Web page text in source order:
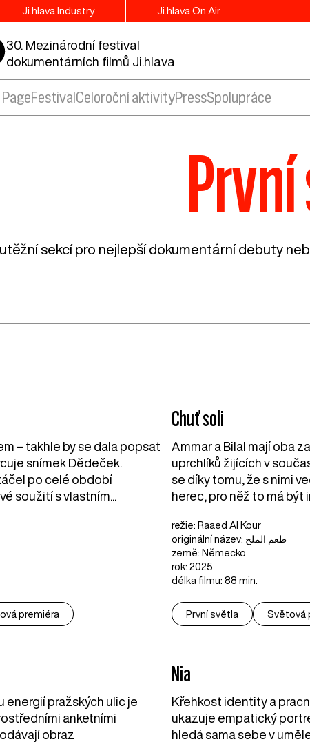
Ji.hlava Industry Ji.hlava On Air
30. Mezinárodní festival
dokumentárních filmů Ji.hlava
Festival Celoroční aktivityPressSpolupráce
sekcí pro nejlepší dokumentární debuty
– takhle by se dala popsat
snímek Dědeček.
po celé období
soužití s vlastním...
premiéra
Chuť soli
Ammar a Bilal mají oba
uprchlíků žijících v
se díky tomu, že s nimi
herec, pro něž to má být
režie: Raaed Al Kour
originální název: طعم الملح
země: Německo
rok: 2025
délka filmu: 88 min.
První světla Světová
energií pražských ulic je
anketními
obraz
Nia
Křehkost identity a
ukazuje empatický
hledá sama sebe v